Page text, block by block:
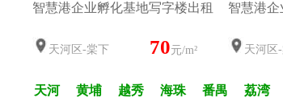
智慧港企业孵化基地写字楼出租
天河区-棠下 70元/m²
智慧港企
天河区
天河 黄埔 越秀 海珠 番禺 荔湾